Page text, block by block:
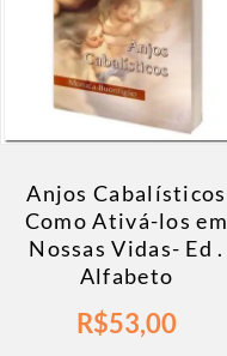
Anjos Cabalísticos
Como Ativá-los em
Nossas Vidas- Ed .
Alfabeto
R$53,00